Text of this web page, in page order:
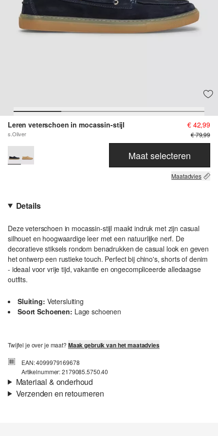
Leren veterschoen in mocassin-stijl
s.Oliver
€ 42,99
€ 79,99
Maat selecteren
Maatadvies
Details
Deze veterschoen in mocassin-stijl maakt indruk met zijn casual
silhouet en hoogwaardige leer met een natuurlijke nerf. De
decoratieve stiksels rondom benadrukken de casual look en geven
het ontwerp een rustieke touch. Perfect bij chino's, shorts of denim
- ideaal voor vrije tijd, vakantie en ongecompliceerde alledaagse
outfits.
Sluiting: Vetersluiting
Soort Schoenen: Lage schoenen
Twijfel je over je maat? Maak gebruik van het maatadvies
EAN: 4099979169678
Artikelnummer: 2179085.5750.40
Materiaal & onderhoud
Verzenden en retourneren